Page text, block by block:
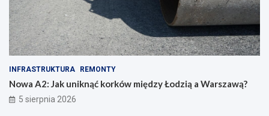
INFRASTRUKTURA REMONTY
Nowa A2: Jak uniknąć korków między Łodzią a Warszawą?
5 sierpnia 2026